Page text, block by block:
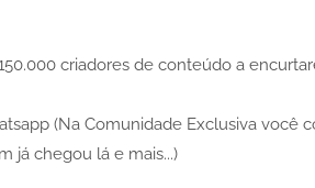
criadores de conteúdo a
(Na Comunidade Exclusiva você
já chegou lá e mais...)